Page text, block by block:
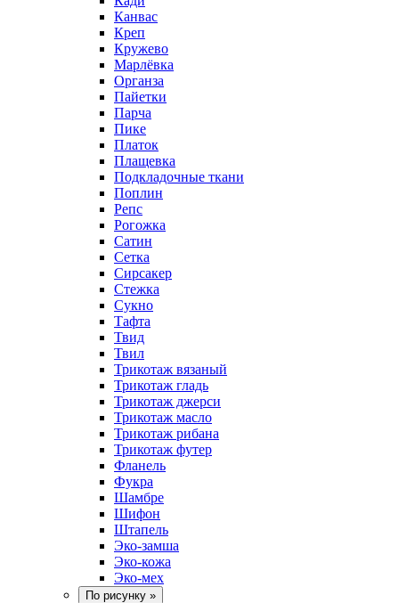
Канвас
Креп
Кружево
Марлёвка
Органза
Пайетки
Парча
Пике
Платок
Плащевка
Подкладочные ткани
Поплин
Репс
Рогожка
Сатин
Сетка
Сирсакер
Стежка
Сукно
Тафта
Твид
Твил
Трикотаж вязаный
Трикотаж гладь
Трикотаж джерси
Трикотаж масло
Трикотаж рибана
Трикотаж футер
Фланель
Фукра
Шамбре
Шифон
Штапель
Эко-замша
Эко-кожа
Эко-мех
По рисунку »